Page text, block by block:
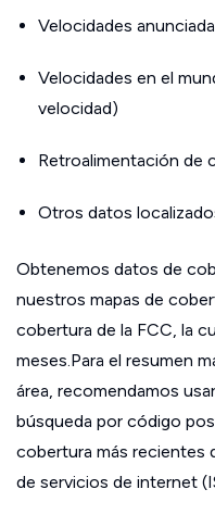
Velocidades
Velocidades en el
velocidad)
Retroalimentación de
Otros datos
Obtenemos datos de
nuestros mapas de
cobertura de la FCC, la
meses.Para el resumen
área, recomendamos
búsqueda por código
cobertura más recientes
de servicios de internet